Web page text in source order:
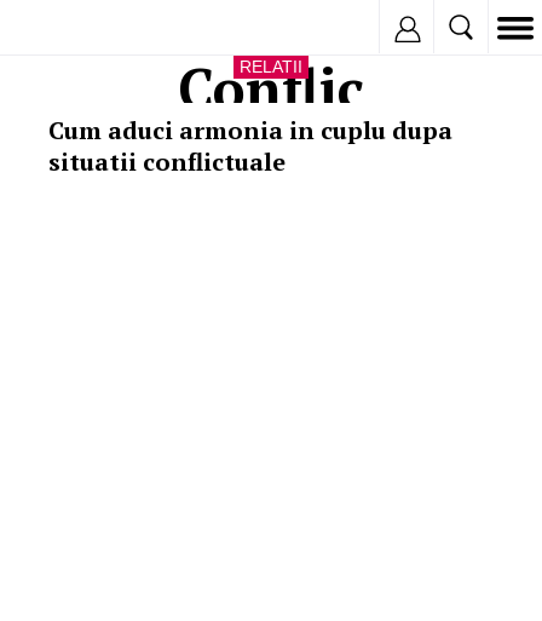
Conflic
RELATII
Cum aduci armonia in cuplu dupa
situatii conflictuale